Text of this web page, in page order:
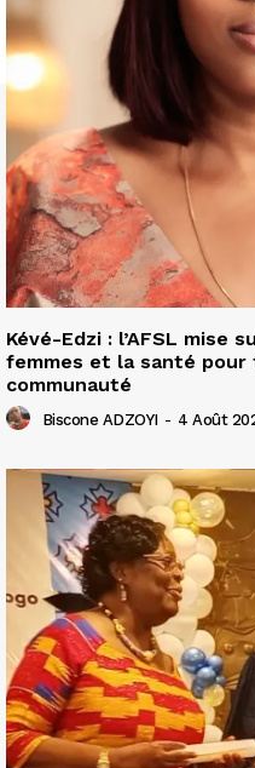
Kévé-Edzi : l’AFSL mise
femmes et la santé
communauté
Biscone ADZOYI - 4 Août